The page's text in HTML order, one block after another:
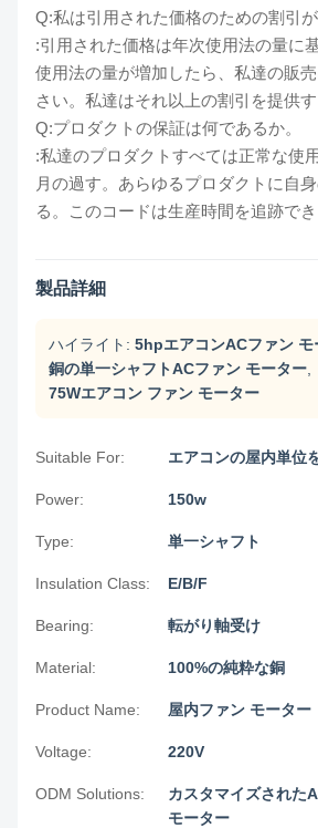
Q:私は引用された価格のための割引が
:引用された価格は年次使用法の量に
使用法の量が増加したら、私達の販
さい。私達はそれ以上の割引を提供す
Q:プロダクトの保証は何であるか。
:私達のプロダクトすべては正常な使
月の過す。あらゆるプロダクトに自
る。このコードは生産時間を追跡でき
製品詳細
ハイライト: 5hpエアコンACファン モ
銅の単一シャフトACファン モーター
75Wエアコン ファン モーター
Suitable For: エアコンの屋内単位
Power: 150w
Type: 単一シャフト
Insulation Class: E/B/F
Bearing: 転がり軸受け
Material: 100%の純粋な銅
Product Name: 屋内ファン モーター
Voltage: 220V
ODM Solutions:
カスタマイズされた
モーター